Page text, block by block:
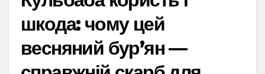
шкода: чому цей
весняний бур’ян —